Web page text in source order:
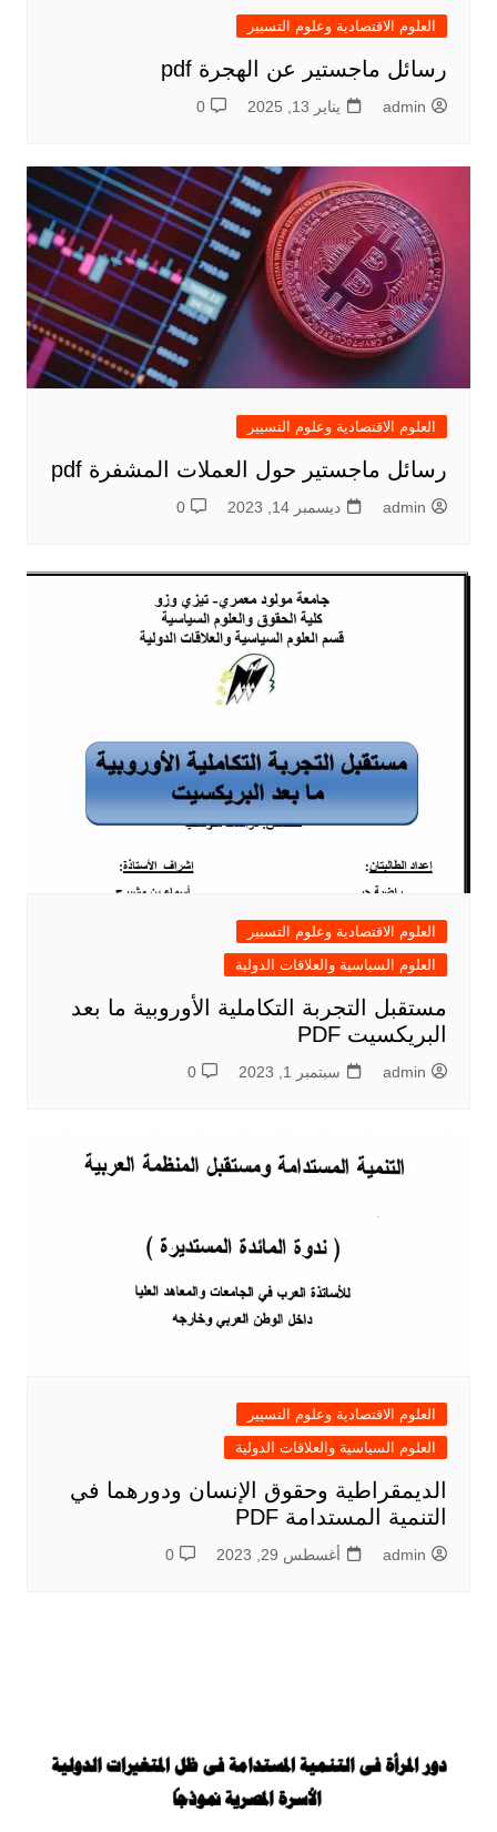
العلوم الاقتصادية وعلوم التسيير
رسائل ماجستير عن الهجرة pdf
admin يناير 13, 2025 0
العلوم الاقتصادية وعلوم التسيير
رسائل ماجستير حول العملات المشفرة pdf
admin ديسمبر 14, 2023 0
العلوم الاقتصادية وعلوم التسيير
العلوم السياسية والعلاقات الدولية
مستقبل التجربة التكاملية الأوروبية ما بعد
البريكسيت PDF
admin سبتمبر 1, 2023 0
العلوم الاقتصادية وعلوم التسيير
العلوم السياسية والعلاقات الدولية
الديمقراطية وحقوق الإنسان ودورهما في
التنمية المستدامة PDF
admin أغسطس 29, 2023 0